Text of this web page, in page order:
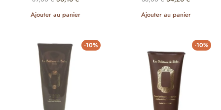
Ajouter au panier Ajouter au panier
-10% -10%